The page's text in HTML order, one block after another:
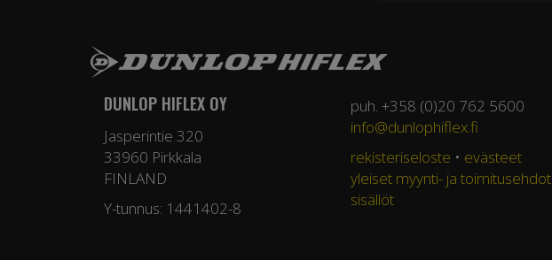
DUNLOP HIFLEX OY
Jasperintie 320
33960 Pirkkala
FINLAND
Y-tunnus: 1441402-8
puh. +358 (0)20 762 5600
info@dunlophiflex.fi
rekisteriseloste • evästeet
yleiset myynti- ja toimitusehdot
sisällöt